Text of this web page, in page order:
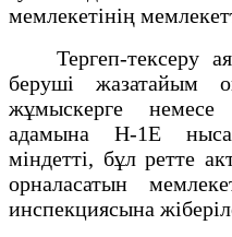
мемлекетінің
Тергеп-тексеру
беруші жазатайым
жұмыскерге
адамына Н-1Е
міндетті, бұл ретте
орналасатын
инспекциясына